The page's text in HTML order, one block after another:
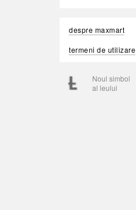
despre maxmart
termeni de utilizare
Noul simbol
al leului